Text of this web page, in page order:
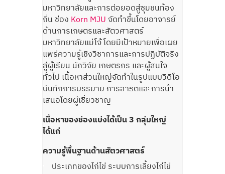
มหาวิทยาลัยและการต่อยอดสู่ชุมชนท้อง
ถิ่น ช่อง Korn MJUจัดทำขึ้นโดยอาจารย์
ด้านการเกษตรและสัตวศาสตร์
มหาวิทยาลัยแม่โจ้ โดยมีเป้าหมายเพื่อเผย
แพร่ความรู้เชิงวิชาการและการปฏิบัติจริง
สู่ผู้เรียน นักวิจัย เกษตรกร และผู้สนใจ
ทั่วไป เนื้อหาส่วนใหญ่จัดทำในรูปแบบวิดีโอ
บันทึกการบรรยาย การสาธิตและการนำ
เสนอโดยผู้เชี่ยวชาญ
เนื้อหาของช่องแบ่งได้เป็น 3 กลุ่มใหญ่
ได้แก่
ความรู้พื้นฐานด้านสัตวศาสตร์
ประเภทของไก่ไข่ ระบบการเลี้ยงไก่ไข่